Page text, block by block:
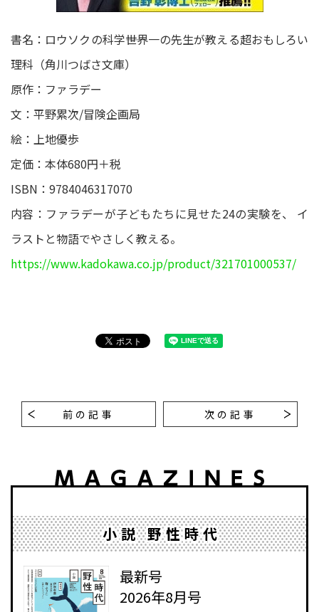
書名：ロウソクの科学――世界一の先生が教える超おもしろい
理科（角川つばさ文庫）
原作：ファラデー
文：平野累次/冒険企画局
絵：上地優歩
定価：本体680円＋税
ISBN：9784046317070
内容：ファラデーが子どもたちに見せた24の実験を、 イ
ラストと物語でやさしく教える。
https://www.kadokawa.co.jp/product/321701000537/
前の記事 次の記事
小説 野性時代
最新号
2026年8月号